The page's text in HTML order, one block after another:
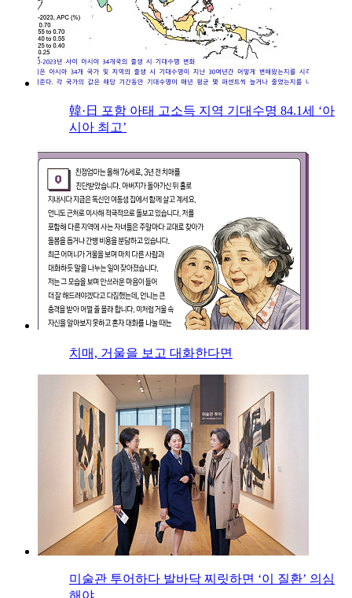
韓·日 포함 아태 고소득 지역 기대수명 84.1세 ‘아
시아 최고’
치매, 거울을 보고 대화한다면
미술관 투어하다 발바닥 찌릿하면 ‘이 질환’ 의심